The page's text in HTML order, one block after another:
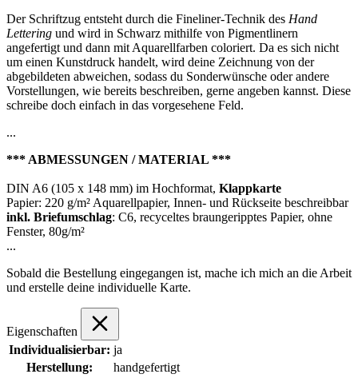
Der Schriftzug entsteht durch die Fineliner-Technik des Hand
Lettering und wird in Schwarz mithilfe von Pigmentlinern
angefertigt und dann mit Aquarellfarben coloriert. Da es sich nicht
um einen Kunstdruck handelt, wird deine Zeichnung von der
abgebildeten abweichen, sodass du Sonderwünsche oder andere
Vorstellungen, wie bereits beschreiben, gerne angeben kannst. Diese
schreibe doch einfach in das vorgesehene Feld.
...
*** ABMESSUNGEN / MATERIAL ***
DIN A6 (105 x 148 mm) im Hochformat, Klappkarte
Papier: 220 g/m² Aquarellpapier, Innen- und Rückseite beschreibbar
inkl. Briefumschlag: C6, recyceltes braungeripptes Papier, ohne
Fenster, 80g/m²
...
Sobald die Bestellung eingegangen ist, mache ich mich an die Arbeit
und erstelle deine individuelle Karte.
Eigenschaften
Individualisierbar: ja
Herstellung:
handgefertigt